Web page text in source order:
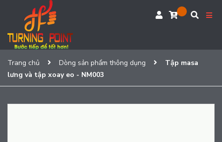
Trang chủ Dòng sản phẩm thông dụng
Tập masa
lưng và tập xoay eo - NM003